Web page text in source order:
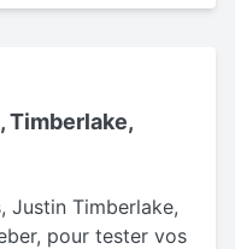
Timberlake,
Justin Timberlake,
pour tester vos